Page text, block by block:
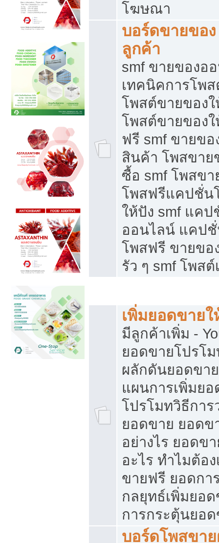
โฆษณา
บอร์ดขายของ
ลูกค้า
smf ขายของอ
เทคนิคการโพ
โพสต์ขายของ
โพสต์ขายของ
ฟรี smf ขายข
สินค้า โพสขาย
ซื้อ smf โพสข
โพสฟรีแคปชั่น
ให้ปัง smf แค
ออนไลน์ แคป
โพสฟรี ขายขอ
รัว ๆ smf โพส
เพิ่มยอดขายใ
มีลูกค้าเพิ่ม -
ยอดขายโปรโ
ผลักดันยอดขา
แผนการเพิ่มย
โปรโมทวิธีการ
ยอดขาย ยอดข
อย่างไร ยอดข
อะไร ทำไมต้อ
ขายฟรี ยอดกา
กลยุทธ์เพิ่มยอ
การกระตุ้นยอ
บอร์ดโพสขา